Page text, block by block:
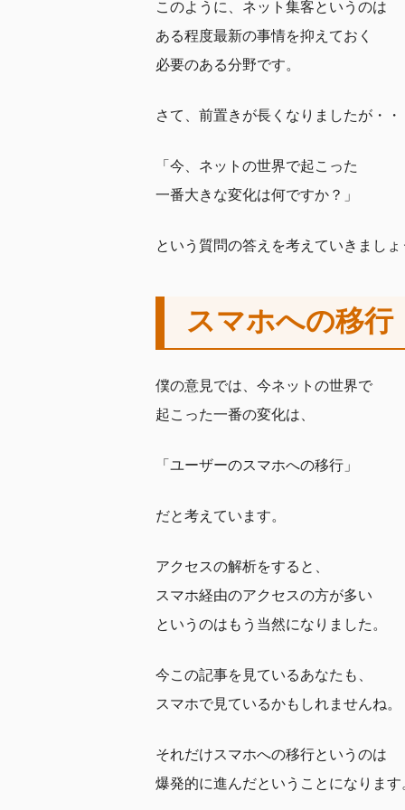
このように、ネット集客というのは
ある程度最新の事情を抑えておく
必要のある分野です。
さて、前置きが長くなりましたが・・
「今、ネットの世界で起こった
一番大きな変化は何ですか？」
という質問の答えを考えていきましょ
スマホへの移行
僕の意見では、今ネットの世界で
起こった一番の変化は、
「ユーザーのスマホへの移行」
だと考えています。
アクセスの解析をすると、
スマホ経由のアクセスの方が多い
というのはもう当然になりました。
今この記事を見ているあなたも、
スマホで見ているかもしれませんね。
それだけスマホへの移行というのは
爆発的に進んだということになります